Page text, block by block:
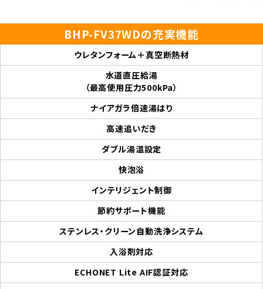
BHP-FV37WDの充実機能
ウレタンフォーム＋真空断熱材
水道直圧給湯
（最高使用圧力500kPa）
ナイアガラ倍速湯はり
高速追いだき
ダブル湯温設定
快泡浴
インテリジェント制御
節約サポート機能
ステンレス・クリーン自動洗浄システム
入浴剤対応
ECHONET Lite AIF認証対応